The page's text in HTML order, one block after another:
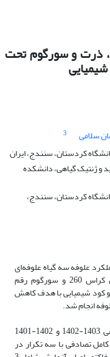
ذرت و سورگوم تحت
سلامی
3
کردستان، سنندج، ایران
و ژنتیک گیاهی، دانشکده
کردستان، سنندج،
علوفه سه گیاه علوفه‌ای
ارزن مرواریدی رقم نوتریفید، ذرت سینگل کراس 260 و سورگوم رقم
کود شیمیایی با هدف کاهش
انجام شد.
روش پژوهش: این پژوهش در دو سال زراعی 1403-1402 و 1402-1401
تصادفی با سه تکرار در